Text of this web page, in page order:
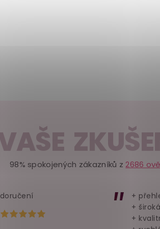
98% spokojených zákazníků z2686
Hodnocení obchodu je 5 z 5 hvězdiček.
+
+
+